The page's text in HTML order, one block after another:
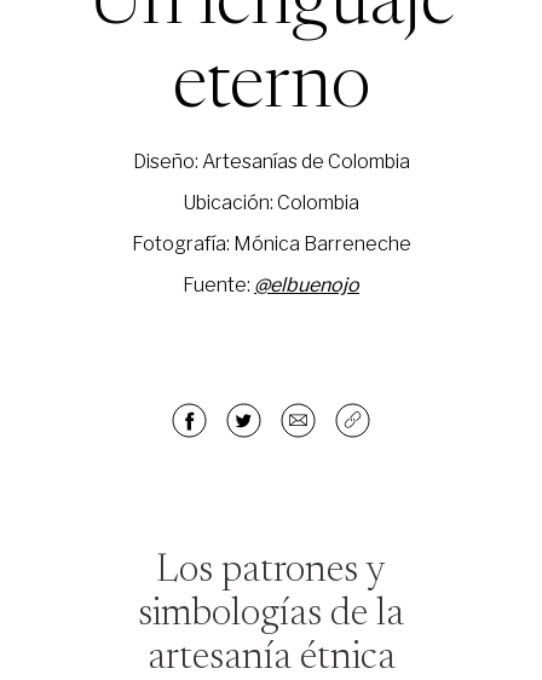
eterno
Diseño: Artesanías de Colombia
Ubicación: Colombia
Fotografía: Mónica Barreneche
Fuente: @elbuenojo
Los patrones y
simbologías de la
artesanía étnica